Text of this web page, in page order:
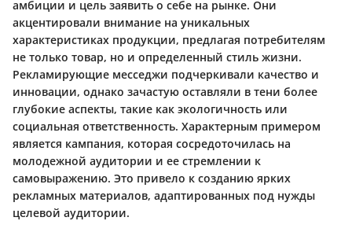
амбиции и цель заявить о себе на рынке. Они
акцентировали внимание на уникальных
характеристиках продукции, предлагая потребителям
не только товар, но и определенный стиль жизни.
Рекламирующие месседжи подчеркивали качество и
инновации, однако зачастую оставляли в тени более
глубокие аспекты, такие как экологичность или
социальная ответственность. Характерным примером
является кампания, которая сосредоточилась на
молодежной аудитории и ее стремлении к
самовыражению. Это привело к созданию ярких
рекламных материалов, адаптированных под нужды
целевой аудитории.